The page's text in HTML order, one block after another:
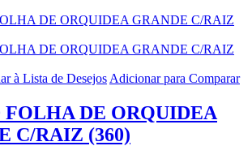
à Lista de Desejos Adicionar para Comparar
FOLHA DE ORQUIDEA
C/RAIZ (360)